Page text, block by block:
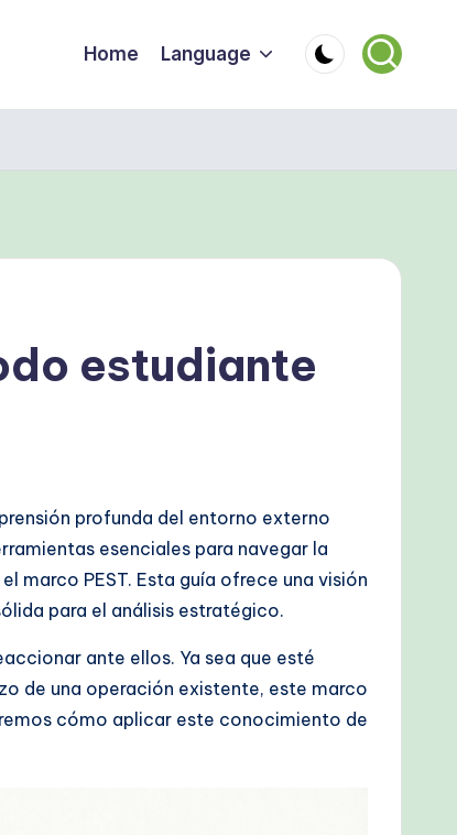
Home Language
estudiante
profunda del entorno externo
esenciales para navegar la
marco PEST. Esta guía ofrece una visión
para el análisis estratégico.
ante ellos. Ya sea que esté
de una operación existente, este marco
cómo aplicar este conocimiento de